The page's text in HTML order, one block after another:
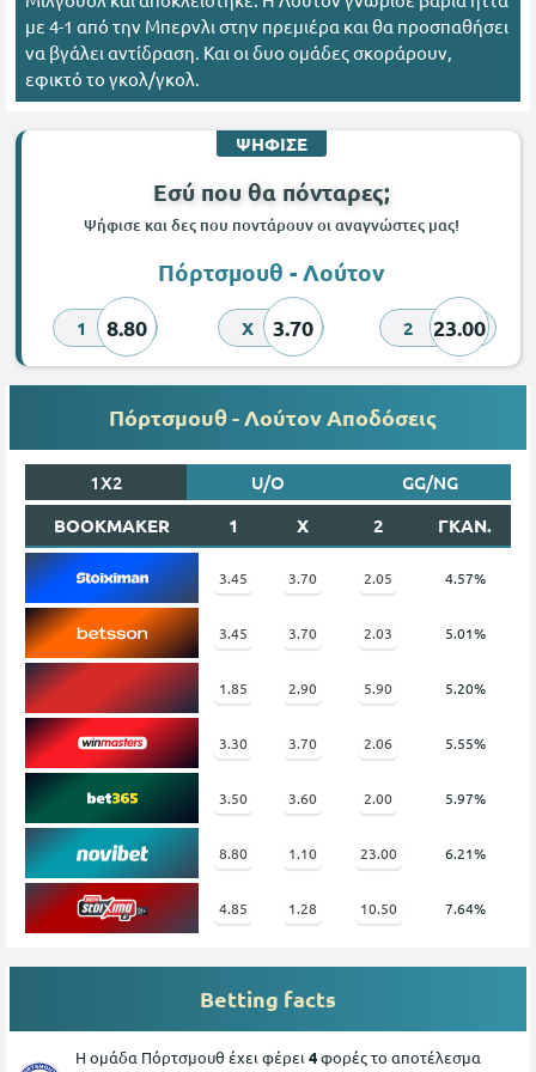
με 4-1 από την Μπερνλι στην πρεμιέρα και θα προσπαθήσει
να βγάλει αντίδραση. Και οι δυο ομάδες σκοράρουν,
εφικτό το γκολ/γκολ.
ΨΗΦΙΣΕ
Εσύ που θα πόνταρες;
Ψήφισε και δες που ποντάρουν οι αναγνώστες μας!
Πόρτσμουθ - Λούτον
1 8.80 X 3.70 2 23.00
Πόρτσμουθ - Λούτον Αποδόσεις
1X2 U/O
GG/NG
BOOKMAKER
1 X 2 ΓΚΑΝ.
3.45 3.70 2.05 4.57%
3.45 3.70 2.03 5.01%
1.85 2.90 5.90 5.20%
3.30 3.70 2.06 5.55%
3.50 3.60 2.00 5.97%
8.80 1.10 23.00 6.21%
4.85 1.28 10.50 7.64%
Betting facts
Η ομάδα Πόρτσμουθ έχει φέρει 4φορές το αποτέλεσμα